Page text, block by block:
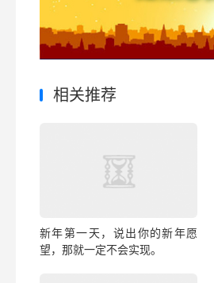
相关推荐
新年第一天，说出你的新年愿
望，那就一定不会实现。